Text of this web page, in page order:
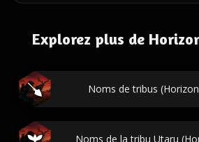
Explorez plus de
Noms de tribus
Noms de la tribu Utaru